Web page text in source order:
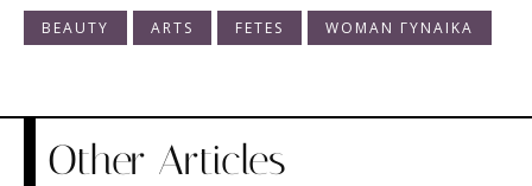
BEAUTY ARTS FETES WOMAN ΓΥΝΑΙΚΑ
Other Articles